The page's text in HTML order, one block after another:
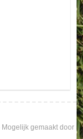
Mogelijk gemaakt door